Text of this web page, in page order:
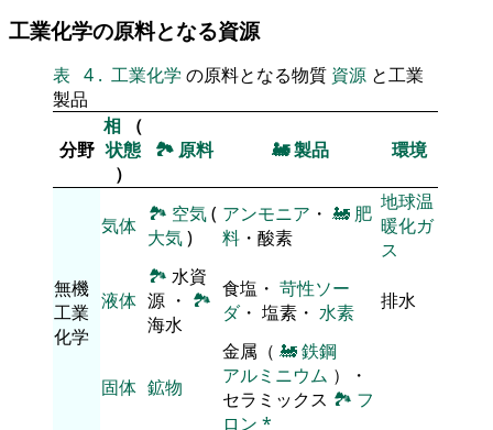
工業化学の原料となる資源
表 4 . 工業化学 の原料となる物質 資源 と工業
製品
分野
相
（
状態
）
🏞 原料 🚂製品 環境
無機
工業
化学
気体 🏞 空気(
大気)
アンモニア ・ 🚂 肥
料 ・酸素
地球温
暖化ガ
ス
液体
🏞 水資
源 ・ 🏞
海水
食塩・ 苛性ソー
ダ・ 塩素・ 水素 排水
固体 鉱物
金属（ 🚂鉄鋼
アルミニウム ）・
セラミックス 🏞 フ
ロン *